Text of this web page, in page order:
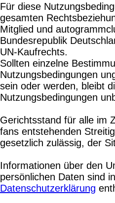
Für diese
gesamten
Mitglied und
Bundesrepublik
UN-Kaufrechts.
Sollten einzelne
Nutzungsbedingungen
sein oder werden, bleibt
Nutzungsbedingungen
Gerichtsstand für alle im
fans entstehenden
gesetzlich zulässig, der
Informationen über den
persönlichen Daten sind
Datenschutzerklärung